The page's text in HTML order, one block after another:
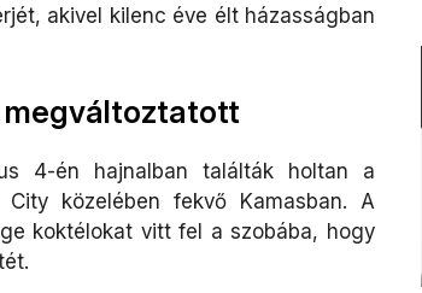
akivel kilenc éve élt házasságban
megváltoztatott
4-én hajnalban találták holtan a
közelében fekvő Kamasban. A
koktélokat vitt fel a szobába, hogy